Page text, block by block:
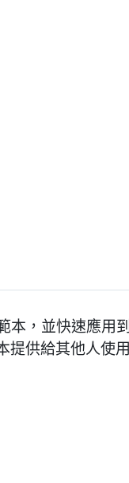
，並快速應用
提供給其他人使